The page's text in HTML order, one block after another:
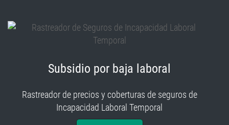
Subsidio por baja laboral
Rastreador de precios y coberturas de seguros de
Incapacidad Laboral Temporal